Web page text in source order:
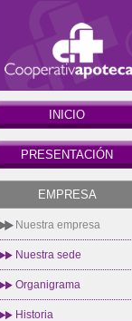
INICIO
PRESENTACIÓN
EMPRESA
Nuestra empresa
Nuestra sede
Organigrama
Historia